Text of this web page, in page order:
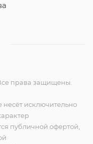
права защищены.
исключительно
публичной офертой,